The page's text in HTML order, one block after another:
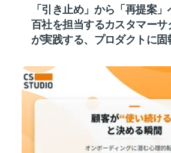
「引き止め」から「再提案
百社を担当するカスタマーサ
が実践する、プロダクトに固